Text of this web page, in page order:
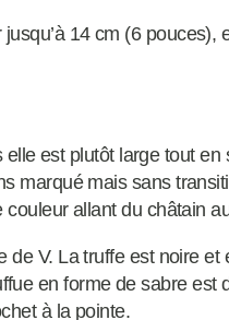
14 cm (6 pouces),
est plutôt large tout en
marqué mais sans
couleur allant du châtain
V. La truffe est noire et
en forme de sabre est
à la pointe.